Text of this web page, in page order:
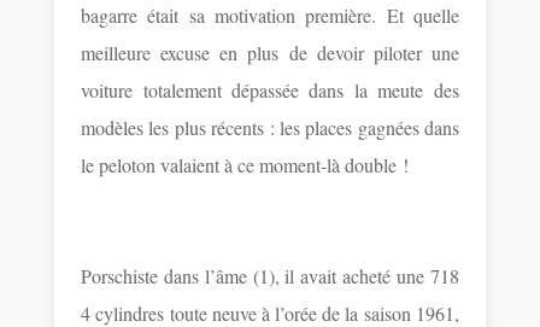
bagarre était sa motivation première. Et quelle
meilleure excuse en plus de devoir piloter une
voiture totalement dépassée dans la meute des
modèles les plus récents : les places gagnées dans
le peloton valaient à ce moment-là double !
Porschiste dans l’âme (1), il avait acheté une 718
4 cylindres toute neuve à l’orée de la saison 1961,